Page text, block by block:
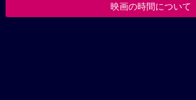
映画の時間について